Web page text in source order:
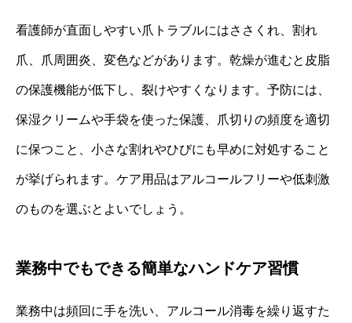
看護師が直面しやすい爪トラブルにはささくれ、割れ
爪、爪周囲炎、変色などがあります。乾燥が進むと皮脂
の保護機能が低下し、裂けやすくなります。予防には、
保湿クリームや手袋を使った保護、爪切りの頻度を適切
に保つこと、小さな割れやひびにも早めに対処すること
が挙げられます。ケア用品はアルコールフリーや低刺激
のものを選ぶとよいでしょう。
業務中でもできる簡単なハンドケア習慣
業務中は頻回に手を洗い、アルコール消毒を繰り返すた